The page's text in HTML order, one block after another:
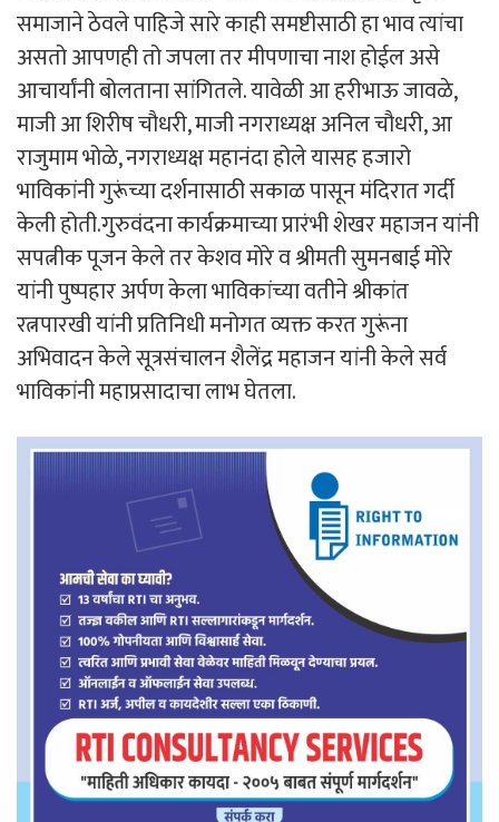
समाजाने ठेवले पाहिजे सारे काही समष्टीसाठी हा भाव त्यांचा
असतो आपणही तो जपला तर मीपणाचा नाश होईल असे
आचार्यांनी बोलताना सांगितले. यावेळी आ हरीभाऊ जावळे,
माजी आ शिरीष चौधरी, माजी नगराध्यक्ष अनिल चौधरी, आ
राजुमाम भोळे, नगराध्यक्ष महानंदा होले यासह हजारो
भाविकांनी गुरूंच्या दर्शनासाठी सकाळ पासून मंदिरात गर्दी
केली होती.गुरुवंदना कार्यक्रमाच्या प्रारंभी शेखर महाजन यांनी
सपत्नीक पूजन केले तर केशव मोरे व श्रीमती सुमनबाई मोरे
यांनी पुष्पहार अर्पण केला भाविकांच्या वतीने श्रीकांत
रत्नपारखी यांनी प्रतिनिधी मनोगत व्यक्त करत गुरूंना
अभिवादन केले सूत्रसंचालन शैलेंद्र महाजन यांनी केले सर्व
भाविकांनी महाप्रसादाचा लाभ घेतला.